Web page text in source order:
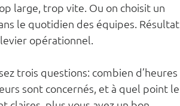
large, trop vite. Ou on choisit un
le quotidien des équipes.
opérationnel.
trois questions: combien d’heures
sont concernés, et à quel point